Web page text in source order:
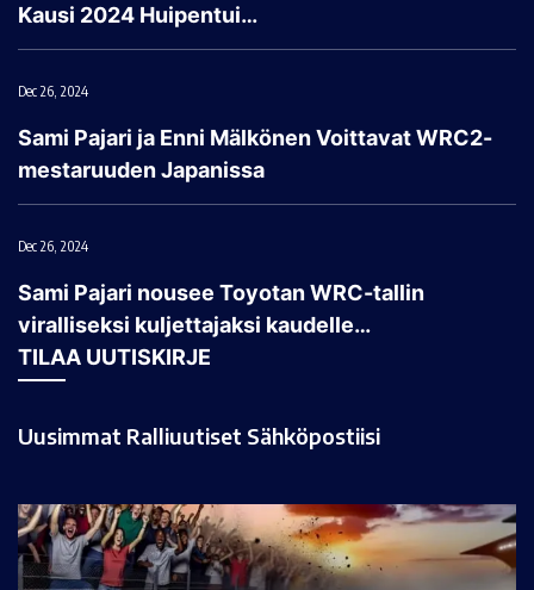
Kausi 2024 Huipentui…
Dec 26, 2024
Sami Pajari ja Enni Mälkönen Voittavat WRC2-
mestaruuden Japanissa
Dec 26, 2024
Sami Pajari nousee Toyotan WRC-tallin
viralliseksi kuljettajaksi kaudelle…
TILAA UUTISKIRJE
Uusimmat Ralliuutiset Sähköpostiisi